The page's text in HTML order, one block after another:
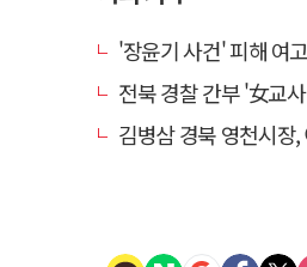
'장윤기 사건' 피해 여
전북 경찰 간부 '女교사 몰카'
김병삼 경북 영천시장, 이번엔 국